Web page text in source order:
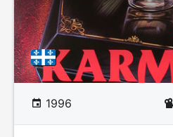
1996